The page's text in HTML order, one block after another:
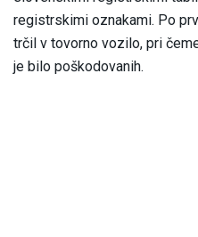
registrskimi oznakami. Po
trčil v tovorno vozilo, pri
je bilo poškodovanih.